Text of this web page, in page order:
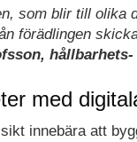
som blir till olika
förädlingen
med
innebära att